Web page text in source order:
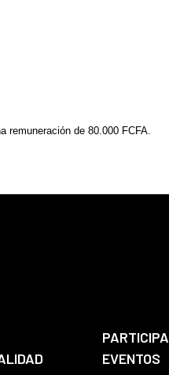
de 80.000 FCFA.
PARTICIPA
EVENTOS